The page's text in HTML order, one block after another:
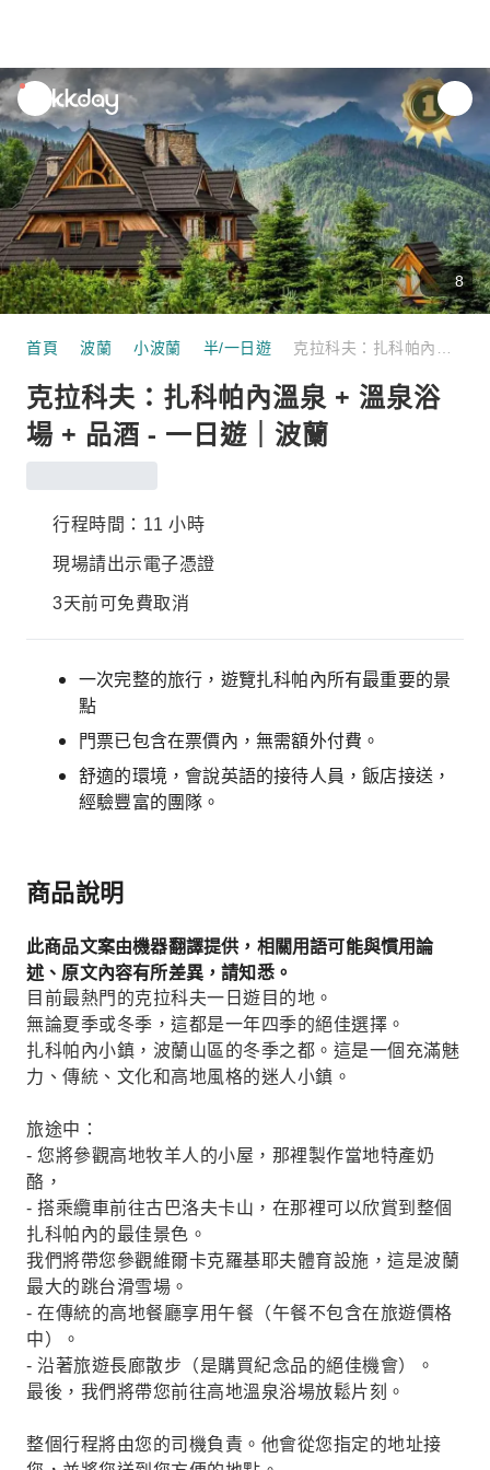
unread
notifications
8
首頁 波蘭 小波蘭 半/一日遊
克拉科夫：扎科帕內溫泉 + 溫泉浴
場 + 品酒 - 一日遊｜波蘭
行程時間：11 小時
現場請出示電子憑證
3天前可免費取消
一次完整的旅行，遊覽扎科帕內所有最重要的景
點
門票已包含在票價內，無需額外付費。
舒適的環境，會說英語的接待人員，飯店接送，
經驗豐富的團隊。
商品說明
此商品文案由機器翻譯提供，相關用語可能與慣用論
述、原文內容有所差異，請知悉。
目前最熱門的克拉科夫一日遊目的地。
無論夏季或冬季，這都是一年四季的絕佳選擇。
扎科帕內小鎮，波蘭山區的冬季之都。這是一個充滿魅
力、傳統、文化和高地風格的迷人小鎮。
旅途中：
- 您將參觀高地牧羊人的小屋，那裡製作當地特產奶
酪，
- 搭乘纜車前往古巴洛夫卡山，在那裡可以欣賞到整個
扎科帕內的最佳景色。
我們將帶您參觀維爾卡克羅基耶夫體育設施，這是波蘭
最大的跳台滑雪場。
- 在傳統的高地餐廳享用午餐（午餐不包含在旅遊價格
中）。
- 沿著旅遊長廊散步（是購買紀念品的絕佳機會）。
最後，我們將帶您前往高地溫泉浴場放鬆片刻。
整個行程將由您的司機負責。他會從您指定的地址接